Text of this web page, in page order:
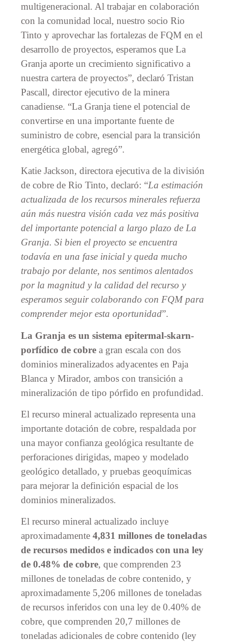
multigeneracional. Al trabajar en colaboración
con la comunidad local, nuestro socio Rio
Tinto y aprovechar las fortalezas de FQM en el
desarrollo de proyectos, esperamos que La
Granja aporte un crecimiento significativo a
nuestra cartera de proyectos”, declaró Tristan
Pascall, director ejecutivo de la minera
canadiense. “La Granja tiene el potencial de
convertirse en una importante fuente de
suministro de cobre, esencial para la transición
energética global, agregó”.
Katie Jackson, directora ejecutiva de la división
de cobre de Rio Tinto, declaró: “La estimación
actualizada de los recursos minerales refuerza
aún más nuestra visión cada vez más positiva
del importante potencial a largo plazo de La
Granja. Si bien el proyecto se encuentra
todavía en una fase inicial y queda mucho
trabajo por delante, nos sentimos alentados
por la magnitud y la calidad del recurso y
esperamos seguir colaborando con FQM para
comprender mejor esta oportunidad”.
La Granja es un sistema epitermal-skarn-
porfídico de cobre a gran escala con dos
dominios mineralizados adyacentes en Paja
Blanca y Mirador, ambos con transición a
mineralización de tipo pórfido en profundidad.
El recurso mineral actualizado representa una
importante dotación de cobre, respaldada por
una mayor confianza geológica resultante de
perforaciones dirigidas, mapeo y modelado
geológico detallado, y pruebas geoquímicas
para mejorar la definición espacial de los
dominios mineralizados.
El recurso mineral actualizado incluye
aproximadamente 4,831 millones de toneladas
de recursos medidos e indicados con una ley
de 0.48% de cobre, que comprenden 23
millones de toneladas de cobre contenido, y
aproximadamente 5,206 millones de toneladas
de recursos inferidos con una ley de 0.40% de
cobre, que comprenden 20,7 millones de
toneladas adicionales de cobre contenido (ley